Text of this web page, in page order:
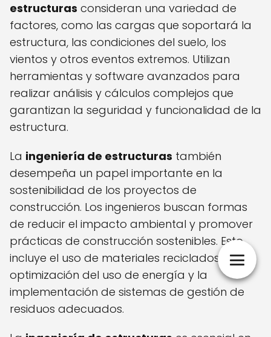
estructuras consideran una variedad de
factores, como las cargas que soportará la
estructura, las condiciones del suelo, los
vientos y otros eventos extremos. Utilizan
herramientas y software avanzados para
realizar análisis y cálculos complejos que
garantizan la seguridad y funcionalidad de la
estructura.
La ingeniería de estructuras también
desempeña un papel importante en la
sostenibilidad de los proyectos de
construcción. Los ingenieros buscan formas
de reducir el impacto ambiental y promover
prácticas de construcción sostenibles. Esto
incluye el uso de materiales reciclados, la
optimización del uso de energía y la
implementación de sistemas de gestión de
residuos adecuados.